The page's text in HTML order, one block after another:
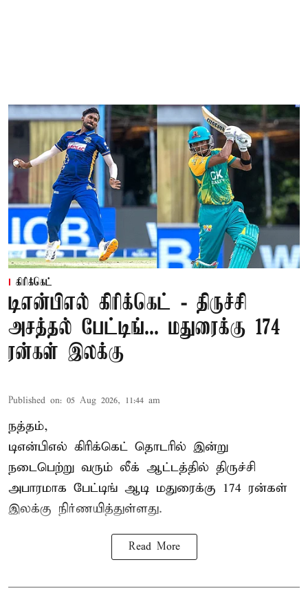
கிரிக்கெட்
டிஎன்பிஎல் கிரிக்கெட் - திருச்சி
அசத்தல் பேட்டிங்... மதுரைக்கு 174
ரன்கள் இலக்கு
Published on: 05 Aug 2026, 11:44 am
நத்தம்,
டிஎன்பிஎல் கிரிக்கெட் தொடரில் இன்று
நடைபெற்று வரும் லீக் ஆட்டத்தில் திருச்சி
அபாரமாக பேட்டிங் ஆடி மதுரைக்கு 174 ரன்கள்
இலக்கு நிர்ணயித்துள்ளது.
Read More